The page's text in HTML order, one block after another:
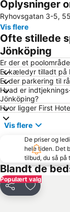
Oplysninger
Ryhovsgatan 3-5,
Vis flere
Ofte stillede
Jönköping
Er der et
Er kæledyr tilladt på
Er der parkering til
Hvad er
Jönköping?
Hvor ligger First
Vis flere
De priser og
hele tiden. Det
tilbud, du så på
Blandt de
Populært valg
Del Føj til